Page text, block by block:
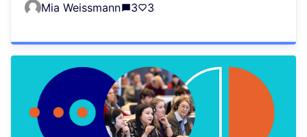
Mia Weissmann 3 3